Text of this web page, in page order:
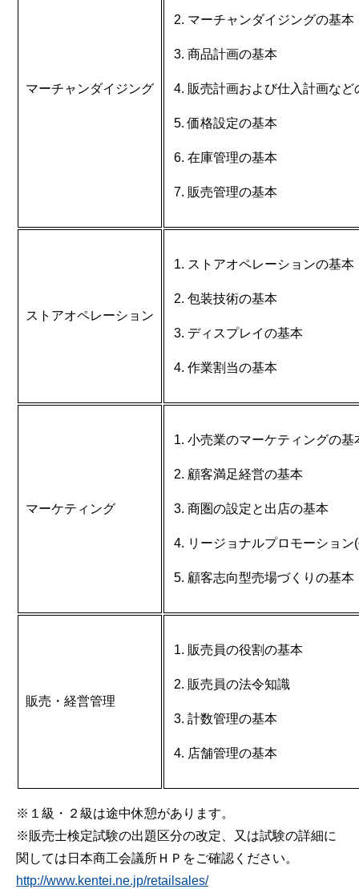
マーチャンダイジング
マーチャンダイジングの基本
商品計画の基本
販売計画および仕入計画など
価格設定の基本
在庫管理の基本
販売管理の基本
ストアオペレーション
ストアオペレーションの基本
包装技術の基本
ディスプレイの基本
作業割当の基本
マーケティング
小売業のマーケティングの基
顧客満足経営の基本
商圏の設定と出店の基本
リージョナルプロモーショ
顧客志向型売場づくりの基本
販売・経営管理
販売員の役割の基本
販売員の法令知識
計数管理の基本
店舗管理の基本
※１級・２級は途中休憩があります。
※販売士検定試験の出題区分の改定、又は試験の詳細に
関しては日本商工会議所ＨＰをご確認ください。
http://www.kentei.ne.jp/retailsales/